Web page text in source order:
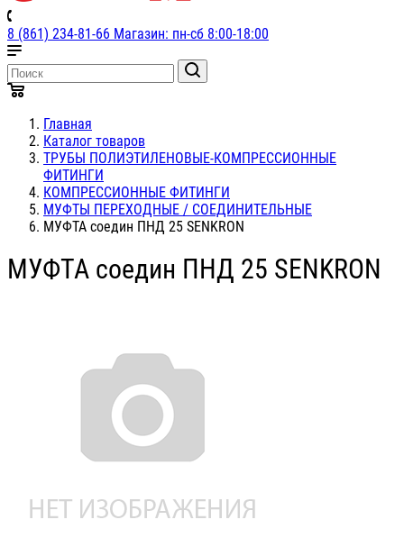
8 (861) 234-81-66 Магазин: пн-сб 8:00-18:00
Главная
Каталог товаров
ТРУБЫ ПОЛИЭТИЛЕНОВЫЕ-КОМПРЕССИОННЫЕ
ФИТИНГИ
КОМПРЕССИОННЫЕ ФИТИНГИ
МУФТЫ ПЕРЕХОДНЫЕ / СОЕДИНИТЕЛЬНЫЕ
МУФТА соедин ПНД 25 SENKRON
МУФТА соедин ПНД 25 SENKRON